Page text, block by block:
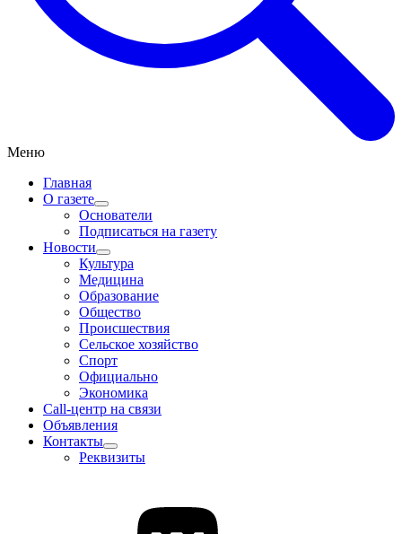
Меню
Главная
О газете
Основатели
Подписаться на газету
Новости
Культура
Медицина
Образование
Общество
Происшествия
Сельское хозяйство
Спорт
Официально
Экономика
Call-центр на связи
Объявления
Контакты
Реквизиты